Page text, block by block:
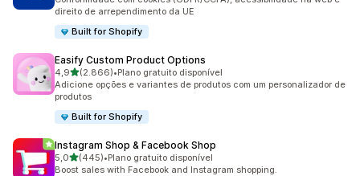
direito de arrependimento da UE
Built for Shopify
Easify Custom Product Options
4,9de 5 estrelas
(2.866)
2866 avaliações ao todo
•Plano gratuito disponível
Adicione opções e variantes de produtos com um personalizador de
produtos
Built for Shopify
Instagram Shop & Facebook Shop
5,0de 5 estrelas
(445)
445 avaliações ao todo
•Plano gratuito disponível
Boost sales with Facebook and Instagram shopping.